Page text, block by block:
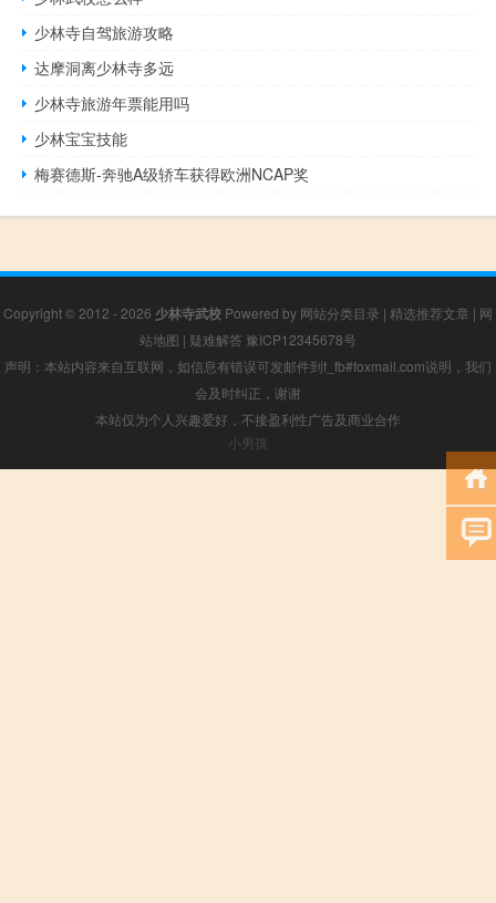
少林寺自驾旅游攻略
达摩洞离少林寺多远
少林寺旅游年票能用吗
少林宝宝技能
梅赛德斯-奔驰A级轿车获得欧洲NCAP奖
Copyright © 2012 - 2026 少林寺武校 Powered by 网站分类目录 | 精选推荐文章 | 网
站地图 | 疑难解答 豫ICP12345678号
声明：本站内容来自互联网，如信息有错误可发邮件到f_fb#foxmail.com说明，我们
会及时纠正，谢谢
本站仅为个人兴趣爱好，不接盈利性广告及商业合作
小男孩